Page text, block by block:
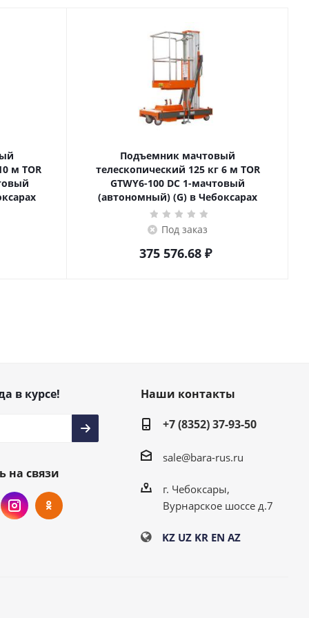
Подъемник мачтовый
телескопический 125 кг 6 м TOR
GTWY6-100 DC 1-мачтовый
(автономный) (G) в Чебоксарах
Под заказ
375 576.68₽
в курсе!
на связи
Наши контакты
+7 (8352) 37-93-50
sale@bara-rus.ru
г. Чебоксары,
Вурнарское шоссе д.7
KZ UZ KR EN AZ